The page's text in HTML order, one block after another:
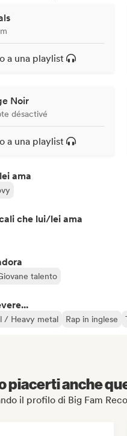
a una playlist
Noir
désactivé
a una playlist
ama
che lui/lei ama
talento
/ Heavy metal Rap in inglese
piacerti anche
il profilo di Big Fam